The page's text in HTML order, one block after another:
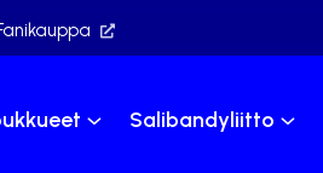
Salibandyliitto